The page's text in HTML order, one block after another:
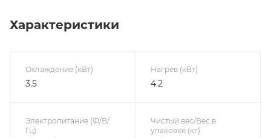
Характеристики
Охлаждение (кВт)
3.5
Нагрев (кВт)
4.2
Электропитание (Ф/В/
Гц)
Чистый вес/Вес в
упаковке (кг)